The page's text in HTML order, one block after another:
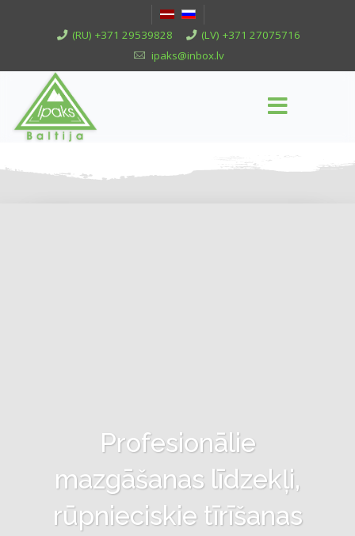
(RU) +371 29539828
(LV) +371 27075716
ipaks@inbox.lv
Profesionālie
mazgāšanas līdzekļi,
rūpnieciskie tīrīšanas